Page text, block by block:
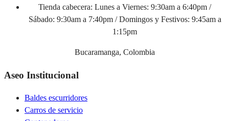
Tienda cabecera: Lunes a Viernes: 9:30am a 6:40pm /
Sábado: 9:30am a 7:40pm / Domingos y Festivos: 9:45am a
1:15pm
Bucaramanga, Colombia
Aseo Institucional
Baldes escurridores
Carros de servicio